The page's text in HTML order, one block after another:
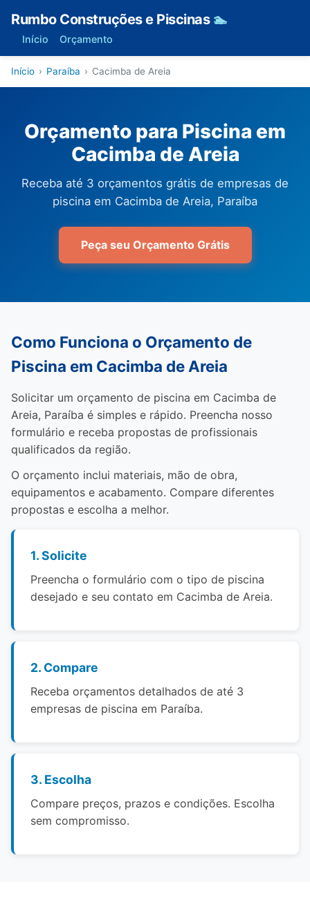
Rumbo Construções e Piscinas 🏊
Início Orçamento
Início › Paraíba › Cacimba de Areia
Orçamento para Piscina em
Cacimba de Areia
Receba até 3 orçamentos grátis de empresas de
piscina em Cacimba de Areia, Paraíba
Peça seu Orçamento Grátis
Como Funciona o Orçamento de
Piscina em Cacimba de Areia
Solicitar um orçamento de piscina em Cacimba de
Areia, Paraíba é simples e rápido. Preencha nosso
formulário e receba propostas de profissionais
qualificados da região.
O orçamento inclui materiais, mão de obra,
equipamentos e acabamento. Compare diferentes
propostas e escolha a melhor.
1. Solicite
Preencha o formulário com o tipo de piscina
desejado e seu contato em Cacimba de Areia.
2. Compare
Receba orçamentos detalhados de até 3
empresas de piscina em Paraíba.
3. Escolha
Compare preços, prazos e condições. Escolha
sem compromisso.